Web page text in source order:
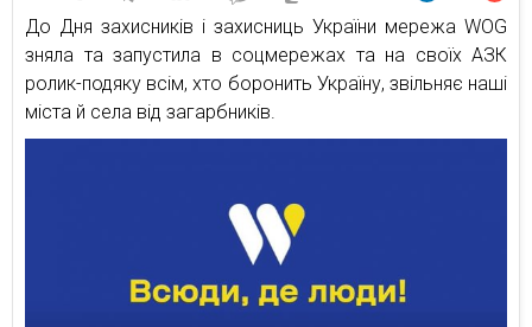
До Дня захисників і захисниць України мережа WOG
зняла та запустила в соцмережах та на своїх АЗК
ролик-подяку всім, хто боронить Україну, звільняє наші
міста й села від загарбників.